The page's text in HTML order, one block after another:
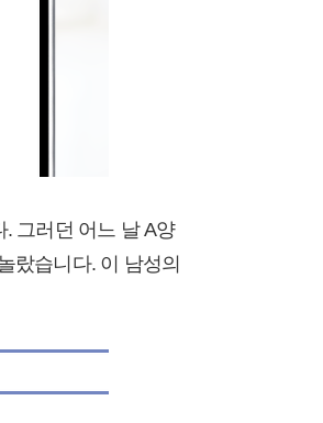
그러던 어느 날 A양
랐습니다. 이 남성의